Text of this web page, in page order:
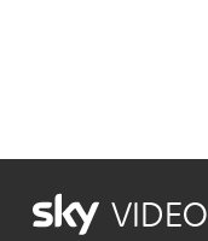
VIDEO